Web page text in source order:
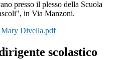
presso il plesso della Scuola
in Via Manzoni.
Mary Divella.pdf
scolastico